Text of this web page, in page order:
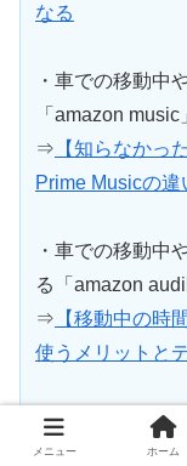
なる
・車での移動中
「amazon music
⇒ 【知らなかっ
Prime Musicの違
・車での移動中
る「amazon
⇒ 【移動中の時
使うメリットと
・アニメや映画
「amazonプラ
メニュー ホーム